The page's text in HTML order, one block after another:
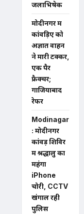
जलाभिषेक
मोदीनगर में
कांवड़िए को
अज्ञात वाहन
ने मारी टक्कर,
एक पैर
फ्रैक्चर;
गाजियाबाद
रेफर
Modinagar
: मोदीनगर
कांवड़ शिविर
में श्रद्धालु का
महंगा
iPhone
चोरी, CCTV
खंगाल रही
पुलिस